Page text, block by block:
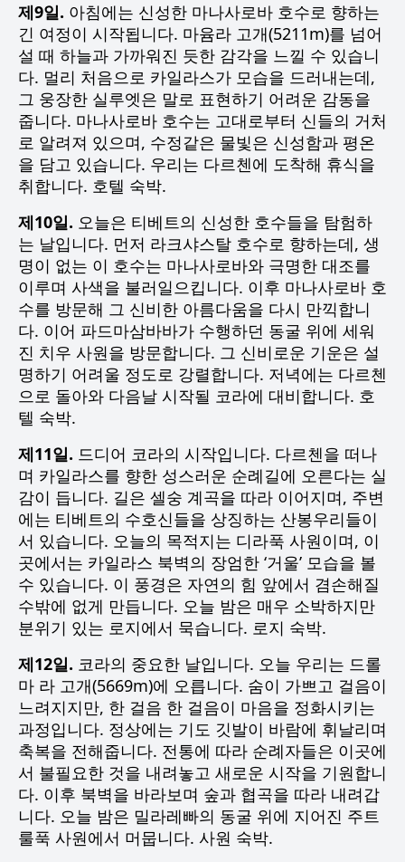
제9일. 아침에는 신성한 마나사로바 호수로 향하는
긴 여정이 시작됩니다. 마윰라 고개(5211m)를 넘어
설 때 하늘과 가까워진 듯한 감각을 느낄 수 있습니
다. 멀리 처음으로 카일라스가 모습을 드러내는데,
그 웅장한 실루엣은 말로 표현하기 어려운 감동을
줍니다. 마나사로바 호수는 고대로부터 신들의 거처
로 알려져 있으며, 수정같은 물빛은 신성함과 평온
을 담고 있습니다. 우리는 다르첸에 도착해 휴식을
취합니다. 호텔 숙박.
제10일. 오늘은 티베트의 신성한 호수들을 탐험하
는 날입니다. 먼저 라크샤스탈 호수로 향하는데, 생
명이 없는 이 호수는 마나사로바와 극명한 대조를
이루며 사색을 불러일으킵니다. 이후 마나사로바 호
수를 방문해 그 신비한 아름다움을 다시 만끽합니
다. 이어 파드마삼바바가 수행하던 동굴 위에 세워
진 치우 사원을 방문합니다. 그 신비로운 기운은 설
명하기 어려울 정도로 강렬합니다. 저녁에는 다르첸
으로 돌아와 다음날 시작될 코라에 대비합니다. 호
텔 숙박.
제11일. 드디어 코라의 시작입니다. 다르첸을 떠나
며 카일라스를 향한 성스러운 순례길에 오른다는 실
감이 듭니다. 길은 셀숭 계곡을 따라 이어지며, 주변
에는 티베트의 수호신들을 상징하는 산봉우리들이
서 있습니다. 오늘의 목적지는 디라푹 사원이며, 이
곳에서는 카일라스 북벽의 장엄한 ‘거울’ 모습을 볼
수 있습니다. 이 풍경은 자연의 힘 앞에서 겸손해질
수밖에 없게 만듭니다. 오늘 밤은 매우 소박하지만
분위기 있는 로지에서 묵습니다. 로지 숙박.
제12일. 코라의 중요한 날입니다. 오늘 우리는 드롤
마 라 고개(5669m)에 오릅니다. 숨이 가쁘고 걸음이
느려지지만, 한 걸음 한 걸음이 마음을 정화시키는
과정입니다. 정상에는 기도 깃발이 바람에 휘날리며
축복을 전해줍니다. 전통에 따라 순례자들은 이곳에
서 불필요한 것을 내려놓고 새로운 시작을 기원합니
다. 이후 북벽을 바라보며 숲과 협곡을 따라 내려갑
니다. 오늘 밤은 밀라레빠의 동굴 위에 지어진 주트
룰푹 사원에서 머뭅니다. 사원 숙박.